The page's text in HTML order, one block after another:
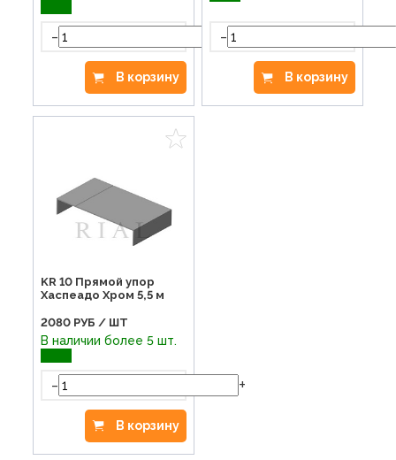
-
В корзину
-
В корзину
KR 10 Прямой упор
Хаспеадо Хром 5,5 м
2080 РУБ / ШТ
В наличии более 5 шт.
- +
В корзину